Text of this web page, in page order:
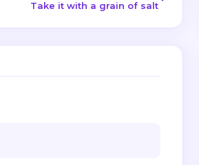
Take it with a grain of salt